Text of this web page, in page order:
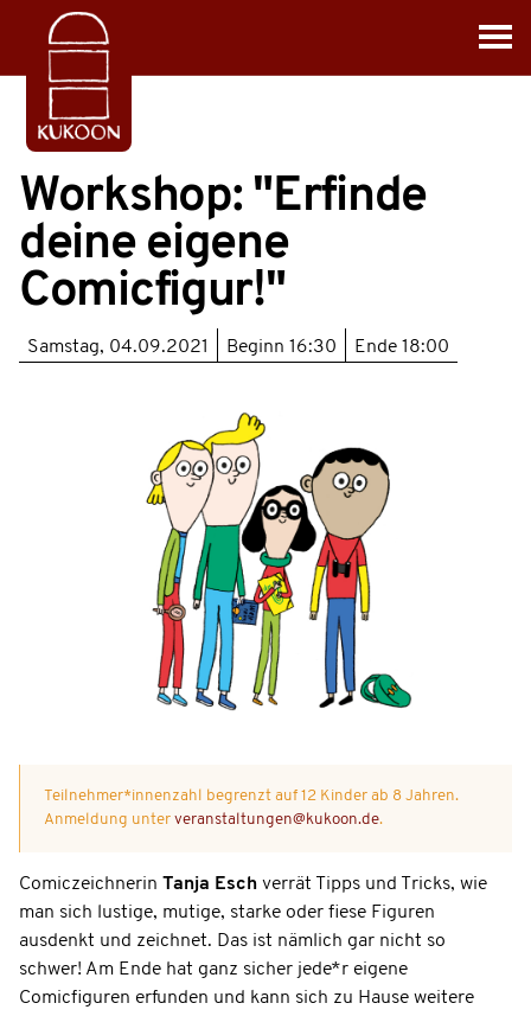
Workshop: "Erfinde
deine eigene
Comicfigur!"
Samstag, 04.09.2021 Beginn 16:30 Ende 18:00
Teilnehmer*innenzahl begrenzt auf 12 Kinder ab 8 Jahren.
Anmeldung unter veranstaltungen@kukoon.de.
Comiczeichnerin Tanja Esch verrät Tipps und Tricks, wie
man sich lustige, mutige, starke oder fiese Figuren
ausdenkt und zeichnet. Das ist nämlich gar nicht so
schwer! Am Ende hat ganz sicher jede*r eigene
Comicfiguren erfunden und kann sich zu Hause weitere